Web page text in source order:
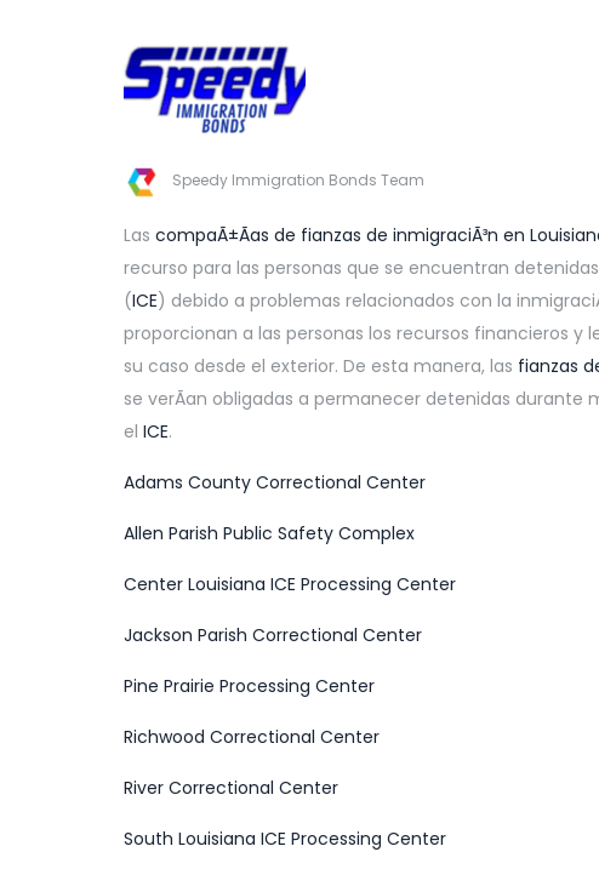
Speedy Immigration Bonds Team
Las compaÃ±Ã­as de fianzas de inmigraciÃ³n en
recurso para las personas que se encuentran
(ICE) debido a problemas relacionados con la
proporcionan a las personas los recursos financieros y
su caso desde el exterior. De esta manera, las fianzas
se verÃ­an obligadas a permanecer detenidas durante
el ICE.
Adams County Correctional Center
Allen Parish Public Safety Complex
Center Louisiana ICE Processing Center
Jackson Parish Correctional Center
Pine Prairie Processing Center
Richwood Correctional Center
River Correctional Center
South Louisiana ICE Processing Center